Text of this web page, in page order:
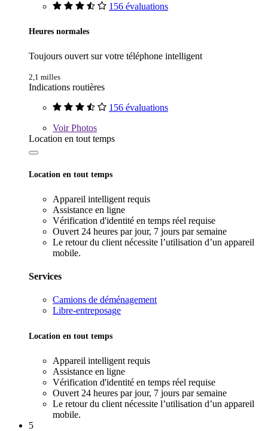
156 évaluations
Heures normales
Toujours ouvert sur votre téléphone intelligent
2,1 milles
Indications routières
156 évaluations
VoirPhotos
Location en tout temps
Location en tout temps
Appareil intelligent requis
Assistance en ligne
Vérification d'identité en temps réel requise
Ouvert 24 heures par jour, 7 jours par semaine
Le retour du client nécessite l’utilisation d’un appareil
mobile.
Services
Camions de déménagement
Libre-entreposage
Location en tout temps
Appareil intelligent requis
Assistance en ligne
Vérification d'identité en temps réel requise
Ouvert 24 heures par jour, 7 jours par semaine
Le retour du client nécessite l’utilisation d’un appareil
mobile.
5